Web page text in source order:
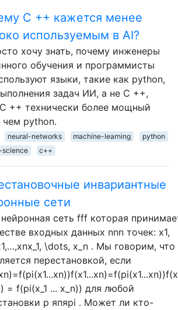
C ++ кажется менее
используемым в AI?
хочу знать, почему инженеры
обучения и программисты
языки, такие как python,
задач ИИ, а не C ++,
++ технически более мощный
чем python.
neural-networks machine-learning
python
science
c++
инвариантные
сети
сеть fff которая
входных данных nnn точек: x1,
\dots, x_n . Мы говорим, что
перестановкой, если
= f(pi(x_1 ... x_n)) для любой
р япяpi . Может ли кто-